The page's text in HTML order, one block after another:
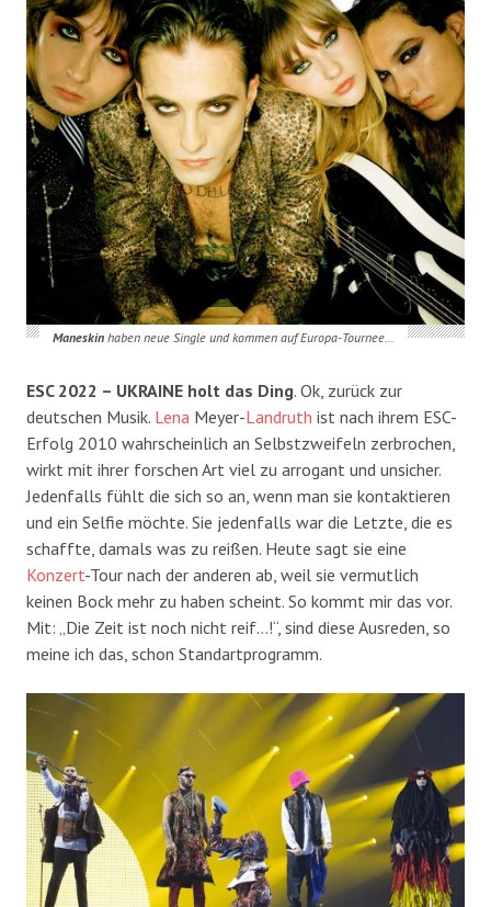
Maneskinhaben neue Single und kommen auf Europa-Tournee…
ESC 2022 – UKRAINE holt das Ding. Ok, zurück zur
deutschen Musik. Lena Meyer-Landruth ist nach ihrem ESC-
Erfolg 2010 wahrscheinlich an Selbstzweifeln zerbrochen,
wirkt mit ihrer forschen Art viel zu arrogant und unsicher.
Jedenfalls fühlt die sich so an, wenn man sie kontaktieren
und ein Selfie möchte. Sie jedenfalls war die Letzte, die es
schaffte, damals was zu reißen. Heute sagt sie eine
Konzert-Tour nach der anderen ab, weil sie vermutlich
keinen Bock mehr zu haben scheint. So kommt mir das vor.
Mit: „Die Zeit ist noch nicht reif…!“, sind diese Ausreden, so
meine ich das, schon Standartprogramm.